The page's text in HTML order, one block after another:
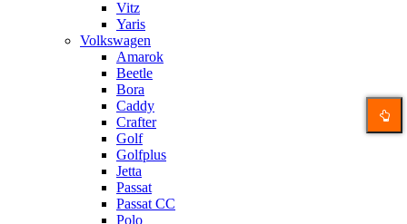
Vitz
Yaris
Volkswagen
Amarok
Beetle
Bora
Caddy
Crafter
Golf
Golfplus
Jetta
Passat
Passat CC
Polo